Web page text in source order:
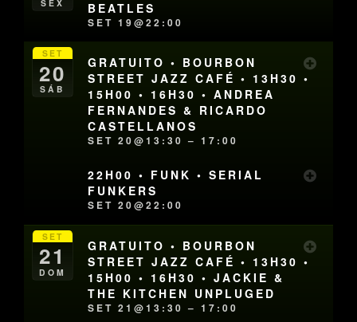
SEX
BEATLES
SET 19@22:00
SET
20
SÁB
GRATUITO • BOURBON
STREET JAZZ CAFÉ • 13H30 •
15H00 • 16H30 • ANDREA
FERNANDES & RICARDO
CASTELLANOS
SET 20@13:30 – 17:00
22H00 • FUNK • SERIAL
FUNKERS
SET 20@22:00
SET
21
DOM
GRATUITO • BOURBON
STREET JAZZ CAFÉ • 13H30 •
15H00 • 16H30 • JACKIE &
THE KITCHEN UNPLUGED
SET 21@13:30 – 17:00